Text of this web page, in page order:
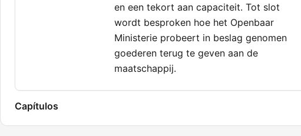
en een tekort aan capaciteit. Tot slot
wordt besproken hoe het Openbaar
Ministerie probeert in beslag genomen
goederen terug te geven aan de
maatschappij.
Capítulos
Introductie Heterdaad